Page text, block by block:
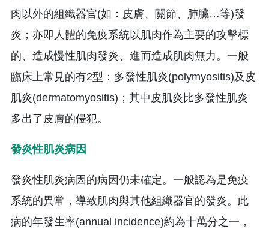
肉以外的組織器官(如：皮膚、關節、肺臟…等)發
炎；亦即人體的免疫系統以肌肉作為主要的攻擊標
的、造成慢性肌肉發炎、進而造成肌肉無力。一般
臨床上常見的有2型：多發性肌炎(polymyositis)及皮
肌炎(dermatomyositis)；其中皮肌炎比多發性肌炎
多出了皮膚的侵犯。
發炎性肌炎病因
發炎性肌炎病因的病因仍未確定。一般認為是免疫
系統的異常，導致肌肉與其他組織器官的發炎。此
病的年發生率(annual incidence)約為十萬分之一，